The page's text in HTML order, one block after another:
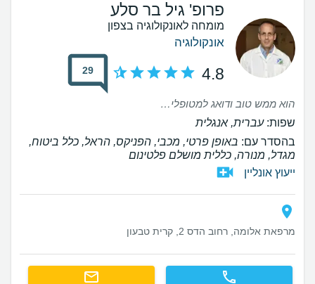
פרופ' גיל בר סלע
מומחה לאונקולוגיה בצפון
אונקולוגיה
4.8
29
הוא ממש טוב ודואג למטופלים שלו...
שפות:עברית, אנגלית
בהסדר עם: באופן פרטי, מכבי, הפניקס, הראל, כלל ביטוח,
מגדל, מנורה, כללית מושלם פלטינום
ייעוץ אונליין
מרפאת אלומה, רחוב הדס 2, קרית טבעון